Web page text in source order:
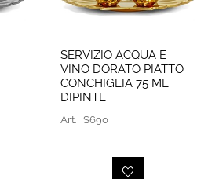
SERVIZIO ACQUA E
VINO DORATO PIATTO
CONCHIGLIA 75 ML
DIPINTE
Art. S690